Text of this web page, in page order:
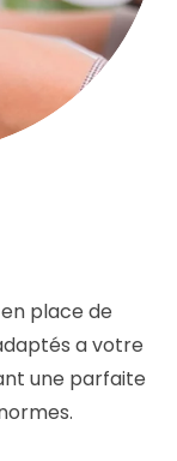
place de
a votre
une parfaite